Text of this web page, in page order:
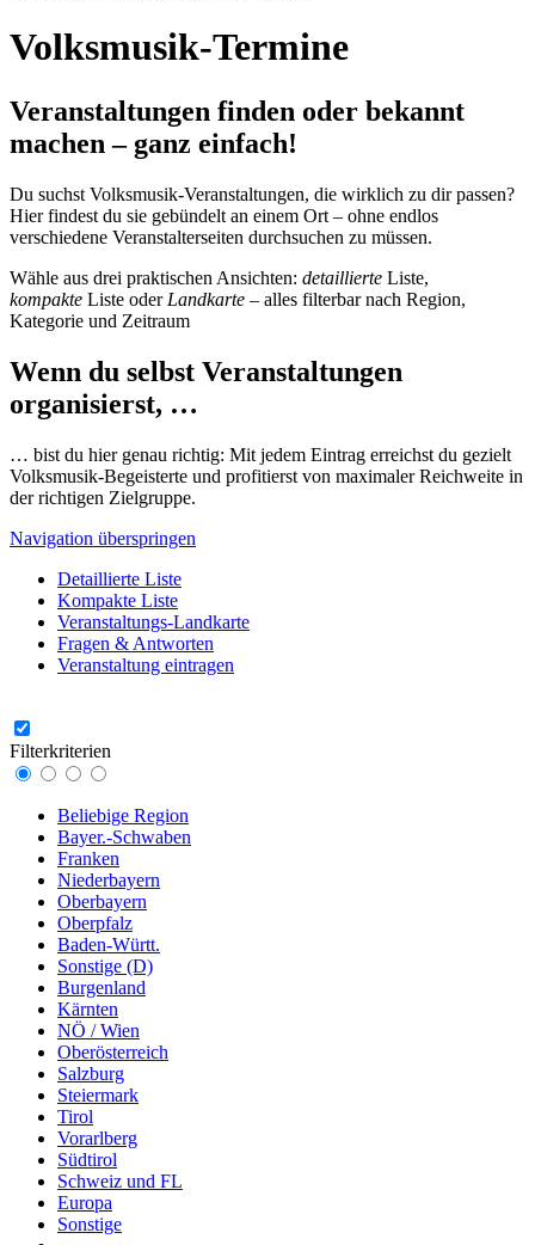
Volksmusik-Termine
Veranstaltungen finden oder bekannt
machen – ganz einfach!
Du suchst Volksmusik-Veranstaltungen, die wirklich zu dir passen?
Hier findest du sie gebündelt an einem Ort – ohne endlos
verschiedene Veranstalterseiten durchsuchen zu müssen.
Wähle aus drei praktischen Ansichten: detaillierte Liste,
kompakte Liste oder Landkarte – alles filterbar nach Region,
Kategorie und Zeitraum
Wenn du selbst Veranstaltungen
organisierst, …
… bist du hier genau richtig: Mit jedem Eintrag erreichst du gezielt
Volksmusik-Begeisterte und profitierst von maximaler Reichweite in
der richtigen Zielgruppe.
Navigation überspringen
Detaillierte Liste
Kompakte Liste
Veranstaltungs-Landkarte
Fragen & Antworten
Veranstaltung eintragen
Filterkriterien
Beliebige Region
Bayer.-Schwaben
Franken
Niederbayern
Oberbayern
Oberpfalz
Baden-Württ.
Sonstige (D)
Burgenland
Kärnten
NÖ / Wien
Oberösterreich
Salzburg
Steiermark
Tirol
Vorarlberg
Südtirol
Schweiz und FL
Europa
Sonstige